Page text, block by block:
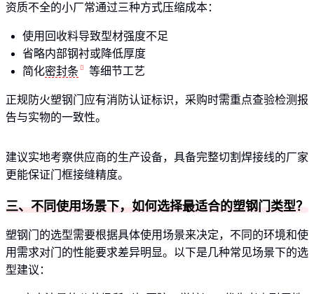
资质不全的小厂常通过三种方式压缩成本：
使用回收料导致型材强度不足
省略内部钢衬或降低厚度
简化密封条 等细节工艺
正规防火塑钢门应有消防认证标识，采购时需重点查验检测报
告与实物的一致性。
建议实地考察供应商的生产设备，具备完整切割焊接线的厂家
更能保证门框接缝精度。
三、不同使用场景下，如何选择最适合的塑钢门类型？
塑钢门的选型需要根据具体使用场景来决定，不同的环境和使
用需求对门的性能要求差异明显。以下是几种常见场景下的选
型建议：